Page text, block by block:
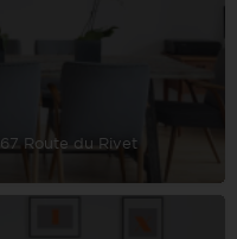
67 Route du Rivet